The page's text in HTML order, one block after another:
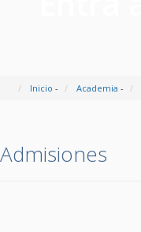
Inicio - Academia -
Admisiones